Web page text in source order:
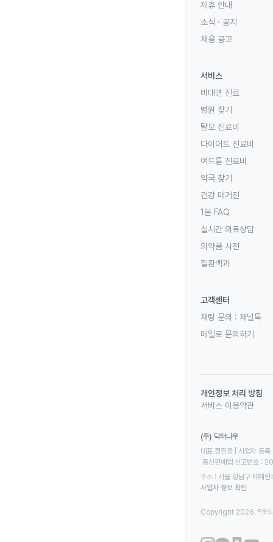
제휴 안내
소식 · 공지
채용 공고
서비스
비대면 진료
병원 찾기
탈모 진료비
다이어트 진료비
여드름 진료비
약국 찾기
건강 매거진
1분 FAQ
실시간 의료상담
의약품 사전
질환백과
고객센터
채팅 문의 : 채널톡
메일로 문의하기
개인정보 처리 방침
서비스 이용약관
(주) 닥터나우
대표 정진웅 | 사업자
통신판매업 신고번호
주소 : 서울 강남구 테헤
사업자 정보 확인
Copyright 2026. 닥터